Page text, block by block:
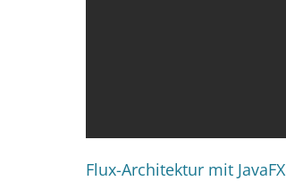
Flux-Architektur mit JavaFX